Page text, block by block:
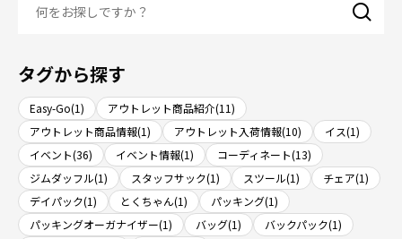
タグから探す
Easy-Go(1)
アウトレット商品紹介(11)
アウトレット商品情報(1)
アウトレット入荷情報(10)
イス(1)
イベント(36)
イベント情報(1)
コーディネート(13)
ジムダッフル(1)
スタッフサック(1) スツール(1)
チェア(1)
デイパック(1)
とくちゃん(1)
パッキング(1)
パッキングオーガナイザー(1)
バッグ(1)
バックパック(1)